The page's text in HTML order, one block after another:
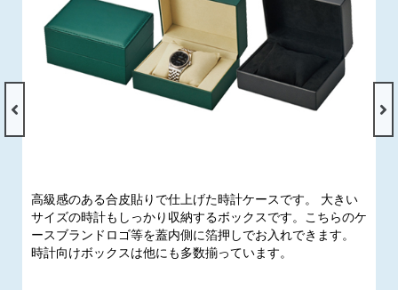
高級感のある合皮貼りで仕上げた時計ケースです。 大きい
サイズの時計もしっかり収納するボックスです。こちらのケ
ースブランドロゴ等を蓋内側に箔押しでお入れできます。
時計向けボックスは他にも多数揃っています。